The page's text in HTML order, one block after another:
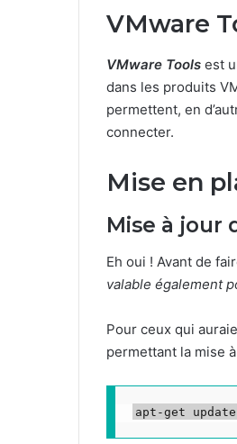
VMware
VMware Tools est
dans les produits
permettent, en
connecter.
Mise en
Mise à jour
Eh oui ! Avant de
valable également
Pour ceux qui
permettant la mise
apt-get